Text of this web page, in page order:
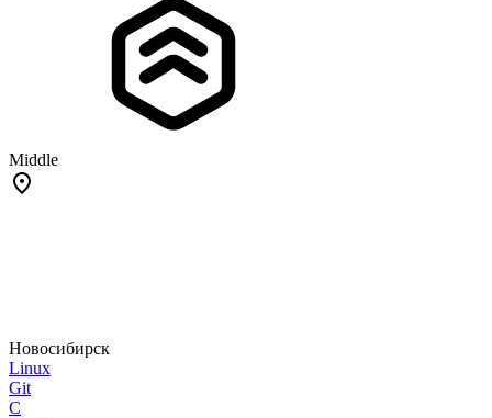
Middle
Новосибирск
Linux
Git
C